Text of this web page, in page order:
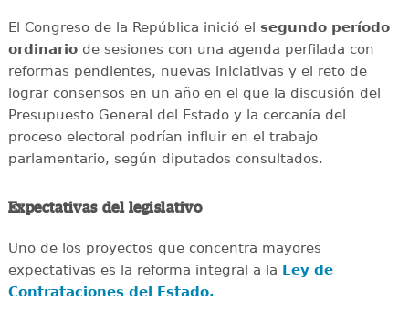
El Congreso de la República inició el segundo período
ordinariode sesiones con una agenda perfilada con
reformas pendientes, nuevas iniciativas y el reto de
lograr consensos en un año en el que la discusión del
Presupuesto General del Estado y la cercanía del
proceso electoral podrían influir en el trabajo
parlamentario, según diputados consultados.
Expectativas del legislativo
Uno de los proyectos que concentra mayores
expectativas es la reforma integral a la Ley de
Contrataciones del Estado.